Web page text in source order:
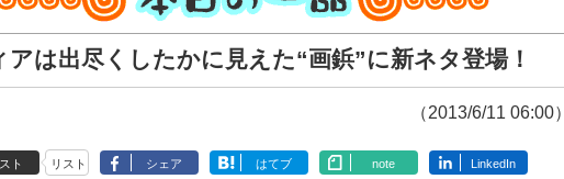
アは出尽くしたかに見えた“画鋲”に新ネタ登場！
（2013/6/11 06:00）
ト リスト シェア はてブ note LinkedIn